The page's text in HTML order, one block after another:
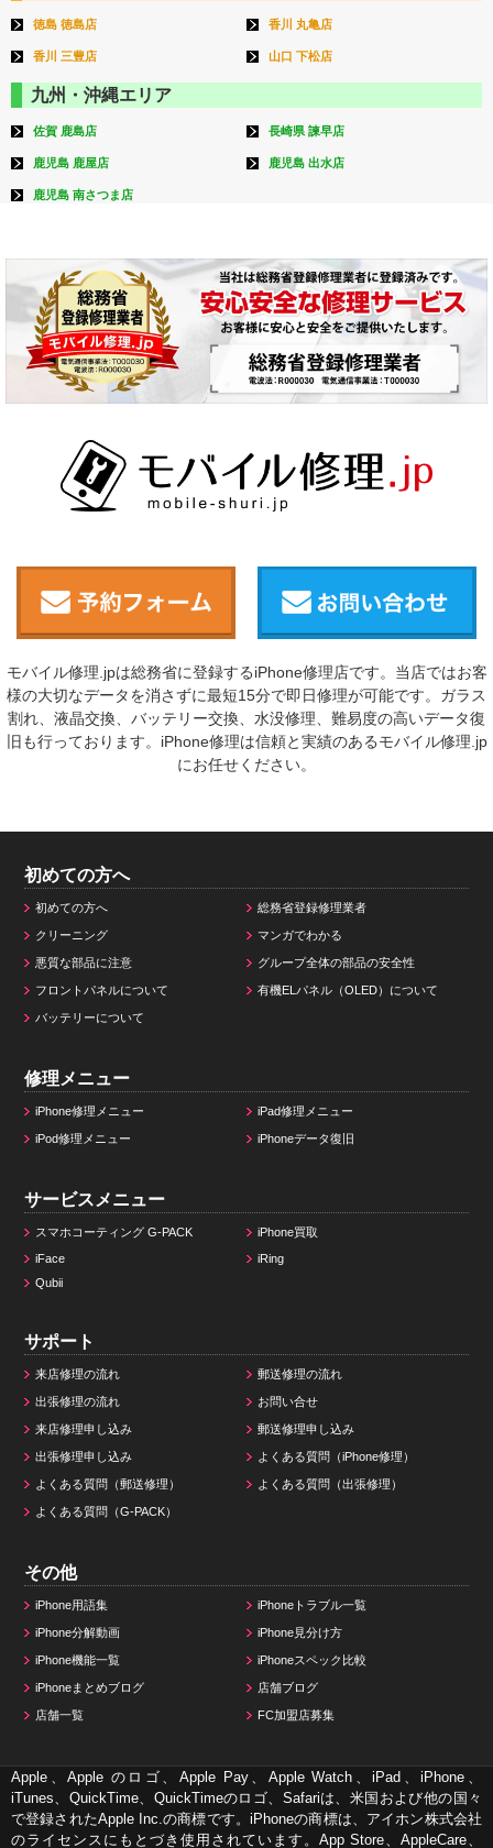
徳島 徳島店 香川 丸亀店
香川 三豊店 山口 下松店
九州・沖縄エリア
佐賀 鹿島店 長崎県 諫早店
鹿児島 鹿屋店 鹿児島 出水店
鹿児島 南さつま店
モバイル修理.jpは総務省に登録するiPhone修理店です。当店ではお客
様の大切なデータを消さずに最短15分で即日修理が可能です。ガラス
割れ、液晶交換、バッテリー交換、水没修理、難易度の高いデータ復
旧も行っております。iPhone修理は信頼と実績のあるモバイル修理.jp
にお任せください。
初めての方へ
初めての方へ 総務省登録修理業者
クリーニング マンガでわかる
悪質な部品に注意 グループ全体の部品の安全性
フロントパネルについて 有機ELパネル（OLED）について
バッテリーについて
修理メニュー
iPhone修理メニュー iPad修理メニュー
iPod修理メニュー iPhoneデータ復旧
サービスメニュー
スマホコーティング G-PACK
iPhone買取
iFace
iRing
Qubii
サポート
来店修理の流れ 郵送修理の流れ
出張修理の流れ お問い合せ
来店修理申し込み 郵送修理申し込み
出張修理申し込み よくある質問（iPhone修理）
よくある質問（郵送修理） よくある質問（出張修理）
よくある質問（G-PACK）
その他
iPhone用語集 iPhoneトラブル一覧
iPhone分解動画 iPhone見分け方
iPhone機能一覧 iPhoneスペック比較
iPhoneまとめブログ 店舗ブログ
店舗一覧 FC加盟店募集
Apple、Apple のロゴ、Apple Pay、Apple Watch、iPad、iPhone、
iTunes、QuickTime、QuickTimeのロゴ、Safariは、米国および他の国々
で登録されたApple Inc.の商標です。iPhoneの商標は、アイホン株式会社
のライセンスにもとづき使用されています。App Store、AppleCare、